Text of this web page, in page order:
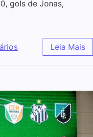
gols de Jonas,
Leia Mais